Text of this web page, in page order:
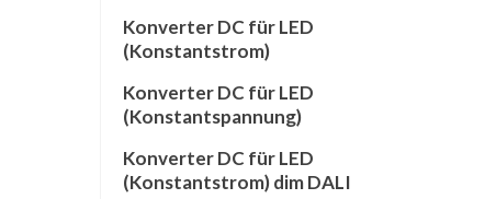
Konverter DC für LED
(Konstantstrom)
Konverter DC für LED
(Konstantspannung)
Konverter DC für LED
(Konstantstrom) dim DALI